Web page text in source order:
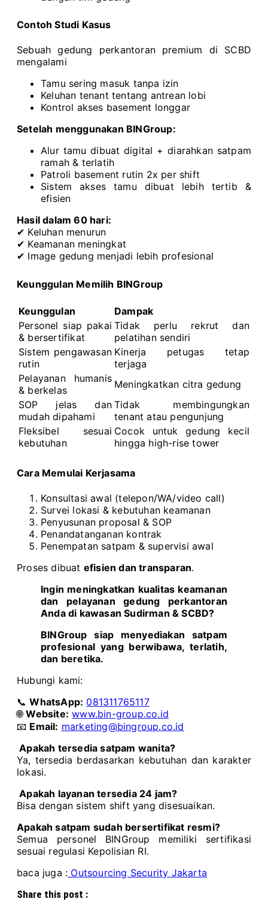
Contoh Studi Kasus
Sebuah gedung perkantoran premium di SCBD
mengalami
Tamu sering masuk tanpa izin
Keluhan tenant tentang antrean lobi
Kontrol akses basement longgar
Setelah menggunakan BINGroup:
Alur tamu dibuat digital + diarahkan satpam
ramah & terlatih
Patroli basement rutin 2x per shift
Sistem akses tamu dibuat lebih tertib &
efisien
Hasil dalam 60 hari:
✔ Keluhan menurun
✔ Keamanan meningkat
✔ Image gedung menjadi lebih profesional
Keunggulan Memilih BINGroup
Keunggulan
Dampak
Personel siap pakai
& bersertifikat
Tidak perlu rekrut dan
pelatihan sendiri
Sistem pengawasan
rutin
Kinerja petugas tetap
terjaga
Pelayanan humanis
& berkelas
Meningkatkan citra gedung
SOP jelas dan
mudah dipahami
Tidak membingungkan
tenant atau pengunjung
Fleksibel sesuai
kebutuhan
Cocok untuk gedung kecil
hingga high-rise tower
Cara Memulai Kerjasama
Konsultasi awal (telepon/WA/video call)
Survei lokasi & kebutuhan keamanan
Penyusunan proposal & SOP
Penandatanganan kontrak
Penempatan satpam & supervisi awal
Proses dibuat efisien dan transparan.
Ingin meningkatkan kualitas keamanan
dan pelayanan gedung perkantoran
Anda di kawasan Sudirman & SCBD?
BINGroup siap menyediakan satpam
profesional yang berwibawa, terlatih,
dan beretika.
Hubungi kami:
📞WhatsApp: 081311765117
🌐Website: www.bin-group.co.id
📧 Email: marketing@bingroup.co.id
Apakah tersedia satpam wanita?
Ya, tersedia berdasarkan kebutuhan dan karakter
lokasi.
Apakah layanan tersedia 24 jam?
Bisa dengan sistem shift yang disesuaikan.
Apakah satpam sudah bersertifikat resmi?
Semua personel BINGroup memiliki sertifikasi
sesuai regulasi Kepolisian RI.
baca juga : Outsourcing Security Jakarta
Share this post :